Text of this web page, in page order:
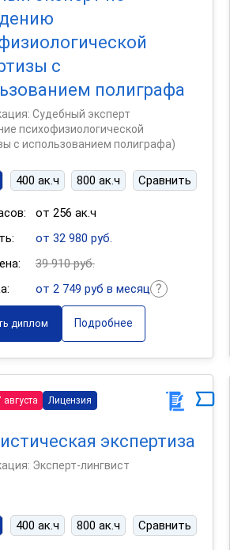
с
полиграфа
Судебный эксперт
психофизиологической
с использованием полиграфа)
400 ак.ч 800 ак.ч Сравнить
от 256 ак.ч
от 32 980 руб.
39 910 руб.
от 2 749 руб в месяц
диплом Подробнее
Лицензия
экспертиза
Эксперт-лингвист
400 ак.ч 800 ак.ч Сравнить